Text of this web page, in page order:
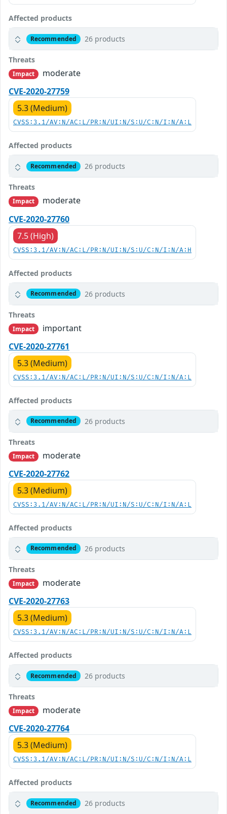
Affected products
Recommended 26 products
Threats
Impact
moderate
CVE-2020-27759
5.3 (Medium)
CVSS:3.1/AV:N/AC:L/PR:N/UI:N/S:U/C:N/I:N/A:L
Affected products
Recommended 26 products
Threats
Impact
moderate
CVE-2020-27760
7.5 (High)
CVSS:3.1/AV:N/AC:L/PR:N/UI:N/S:U/C:N/I:N/A:H
Affected products
Recommended 26 products
Threats
Impact
important
CVE-2020-27761
5.3 (Medium)
CVSS:3.1/AV:N/AC:L/PR:N/UI:N/S:U/C:N/I:N/A:L
Affected products
Recommended 26 products
Threats
Impact
moderate
CVE-2020-27762
5.3 (Medium)
CVSS:3.1/AV:N/AC:L/PR:N/UI:N/S:U/C:N/I:N/A:L
Affected products
Recommended 26 products
Threats
Impact
moderate
CVE-2020-27763
5.3 (Medium)
CVSS:3.1/AV:N/AC:L/PR:N/UI:N/S:U/C:N/I:N/A:L
Affected products
Recommended 26 products
Threats
Impact
moderate
CVE-2020-27764
5.3 (Medium)
CVSS:3.1/AV:N/AC:L/PR:N/UI:N/S:U/C:N/I:N/A:L
Affected products
Recommended 26 products